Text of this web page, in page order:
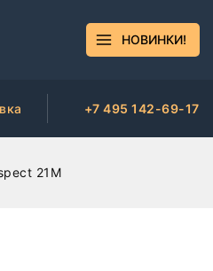
НОВИНКИ!
+7 495 142-69-17
21М